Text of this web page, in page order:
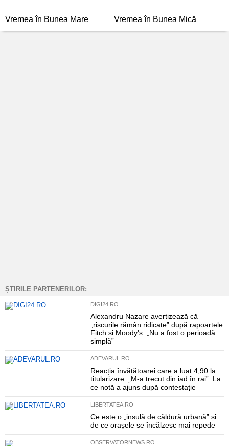
Vremea în Bunea Mare Vremea în Bunea Mică
ȘTIRILE PARTENERILOR:
DIGI24.RO
Alexandru Nazare avertizează că
„riscurile rămân ridicate” după rapoartele
Fitch și Moody's: „Nu a fost o perioadă
simplă”
ADEVARUL.RO
Reacția învățătoarei care a luat 4,90 la
titularizare: „M-a trecut din iad în rai”. La
ce notă a ajuns după contestație
LIBERTATEA.RO
Ce este o „insulă de căldură urbană” și
de ce orașele se încălzesc mai repede
OBSERVATORNEWS.RO